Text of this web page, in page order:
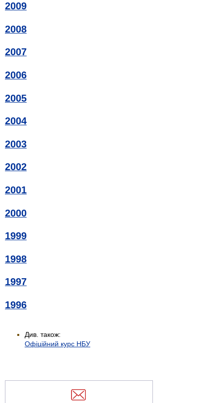
2009
2008
2007
2006
2005
2004
2003
2002
2001
2000
1999
1998
1997
1996
Див. також:
Офіційний курс НБУ